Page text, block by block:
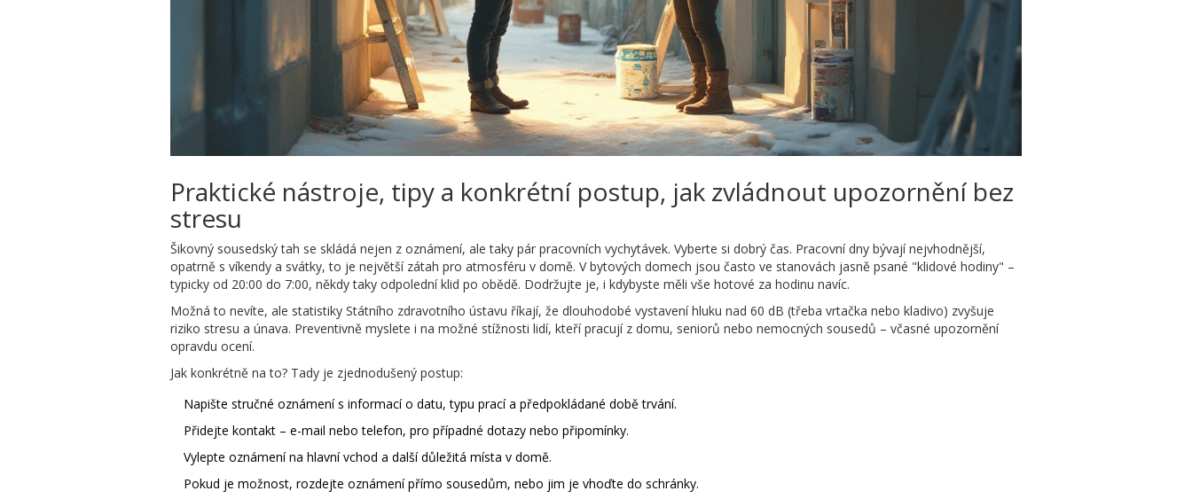
Praktické nástroje, tipy a konkrétní postup, jak zvládnout upozornění bez
stresu
Šikovný sousedský tah se skládá nejen z oznámení, ale taky pár pracovních vychytávek. Vyberte si dobrý čas. Pracovní dny bývají nejvhodnější,
opatrně s víkendy a svátky, to je největší zátah pro atmosféru v domě. V bytových domech jsou často ve stanovách jasně psané "klidové hodiny" –
typicky od 20:00 do 7:00, někdy taky odpolední klid po obědě. Dodržujte je, i kdybyste měli vše hotové za hodinu navíc.
Možná to nevíte, ale statistiky Státního zdravotního ústavu říkají, že dlouhodobé vystavení hluku nad 60 dB (třeba vrtačka nebo kladivo) zvyšuje
riziko stresu a únava. Preventivně myslete i na možné stížnosti lidí, kteří pracují z domu, seniorů nebo nemocných sousedů – včasné upozornění
opravdu ocení.
Jak konkrétně na to? Tady je zjednodušený postup:
Napište stručné oznámení s informací o datu, typu prací a předpokládané době trvání.
Přidejte kontakt – e-mail nebo telefon, pro případné dotazy nebo připomínky.
Vylepte oznámení na hlavní vchod a další důležitá místa v domě.
Pokud je možnost, rozdejte oznámení přímo sousedům, nebo jim je vhoďte do schránky.